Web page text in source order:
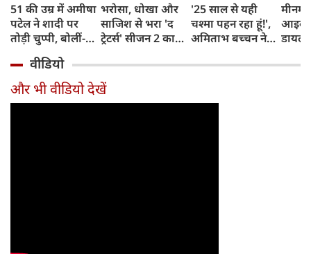
51 की उम्र में अमीषा
पटेल ने शादी पर
तोड़ी चुप्पी, बोलीं-
अपनी खुशियां दांव
पर नहीं लगा सकती'
भरोसा, धोखा और
साजिश से भरा 'द
ट्रेटर्स' सीजन 2 का
करण जौहर लगाएंगे
गेम में तड़का
'25 साल से यही
चश्मा पहन रहा हूं!',
अमिताभ बच्चन ने
की शुरुआत में मांगी बनाया
वीडियो
और भी वीडियो देखें